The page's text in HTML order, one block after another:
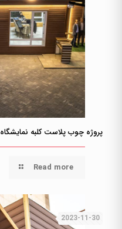
پروژه چوب پلاست کلبه نمایشگاه
Read more
2023-11-30